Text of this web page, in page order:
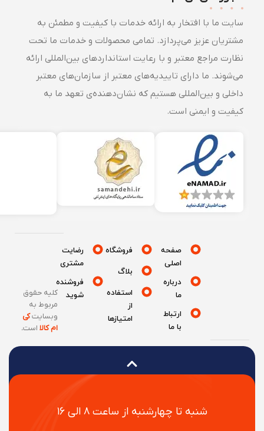
سایت ما با افتخار به ارائه خدمات با کیفیت و مطمئن به
مشتریان عزیز می‌پردازد. تمامی محصولات و خدمات ما تحت
نظارت مراجع معتبر و با رعایت استانداردهای بین‌المللی ارائه
می‌شوند. ما دارای تاییدیه‌های معتبر از سازمان‌های معتبر
داخلی و بین‌المللی هستیم که نشان‌دهنده‌ی تعهد ما به
کیفیت و ایمنی است.
شنبه تا چهارشنبه از ساعت ۸ الی ۱۶
صفحه
درباره
ارتباط
فروشگاه
بلاگ
استفاده
امتیازها
رضایت
مشتری
فروشنده
شوید
کلیه حقوق
مربوط به
وبسایتکی
ام کالااست.